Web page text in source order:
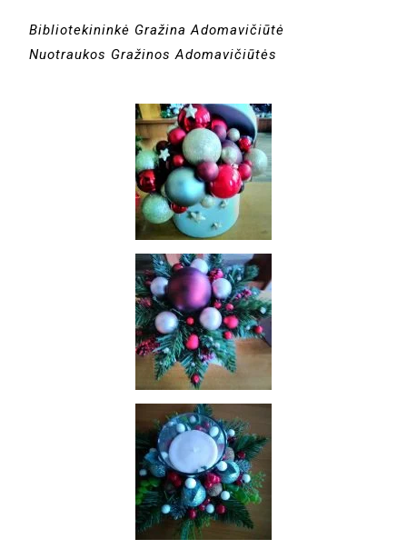
Bibliotekininkė Gražina Adomavičiūtė
Nuotraukos Gražinos Adomavičiūtės